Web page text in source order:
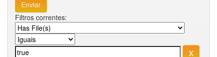
Filtros correntes: